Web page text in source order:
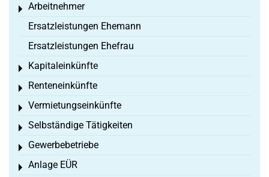
Arbeitnehmer
Toggle menu
Ersatzleistungen Ehemann
Ersatzleistungen Ehefrau
Kapitaleinkünfte
Toggle menu
Renteneinkünfte
Toggle menu
Vermietungseinkünfte
Toggle menu
Selbständige Tätigkeiten
Toggle menu
Gewerbebetriebe
Toggle menu
Anlage EÜR
Toggle menu